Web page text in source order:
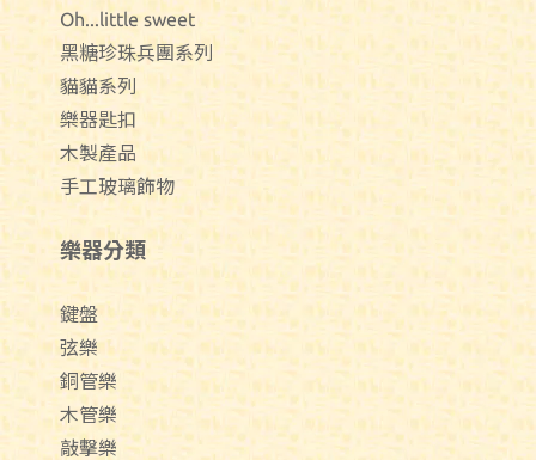
Oh...little sweet
黑糖珍珠兵團系列
貓貓系列
樂器匙扣
木製產品
手工玻璃飾物
樂器分類
鍵盤
弦樂
銅管樂
木管樂
敲擊樂